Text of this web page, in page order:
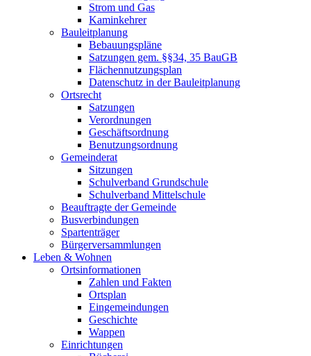
Strom und Gas
Kaminkehrer
Bauleitplanung
Bebauungspläne
Satzungen gem. §§34, 35 BauGB
Flächennutzungsplan
Datenschutz in der Bauleitplanung
Ortsrecht
Satzungen
Verordnungen
Geschäftsordnung
Benutzungsordnung
Gemeinderat
Sitzungen
Schulverband Grundschule
Schulverband Mittelschule
Beauftragte der Gemeinde
Busverbindungen
Spartenträger
Bürgerversammlungen
Leben & Wohnen
Ortsinformationen
Zahlen und Fakten
Ortsplan
Eingemeindungen
Geschichte
Wappen
Einrichtungen